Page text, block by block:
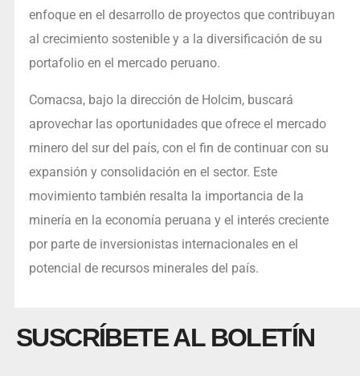
enfoque en el desarrollo de proyectos que contribuyan
al crecimiento sostenible y a la diversificación de su
portafolio en el mercado peruano.
Comacsa, bajo la dirección de Holcim, buscará
aprovechar las oportunidades que ofrece el mercado
minero del sur del país, con el fin de continuar con su
expansión y consolidación en el sector. Este
movimiento también resalta la importancia de la
minería en la economía peruana y el interés creciente
por parte de inversionistas internacionales en el
potencial de recursos minerales del país.
SUSCRÍBETE AL BOLETÍN